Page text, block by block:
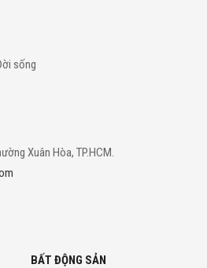
sống
Xuân Hòa, TP.HCM.
BẤT ĐỘNG SẢN